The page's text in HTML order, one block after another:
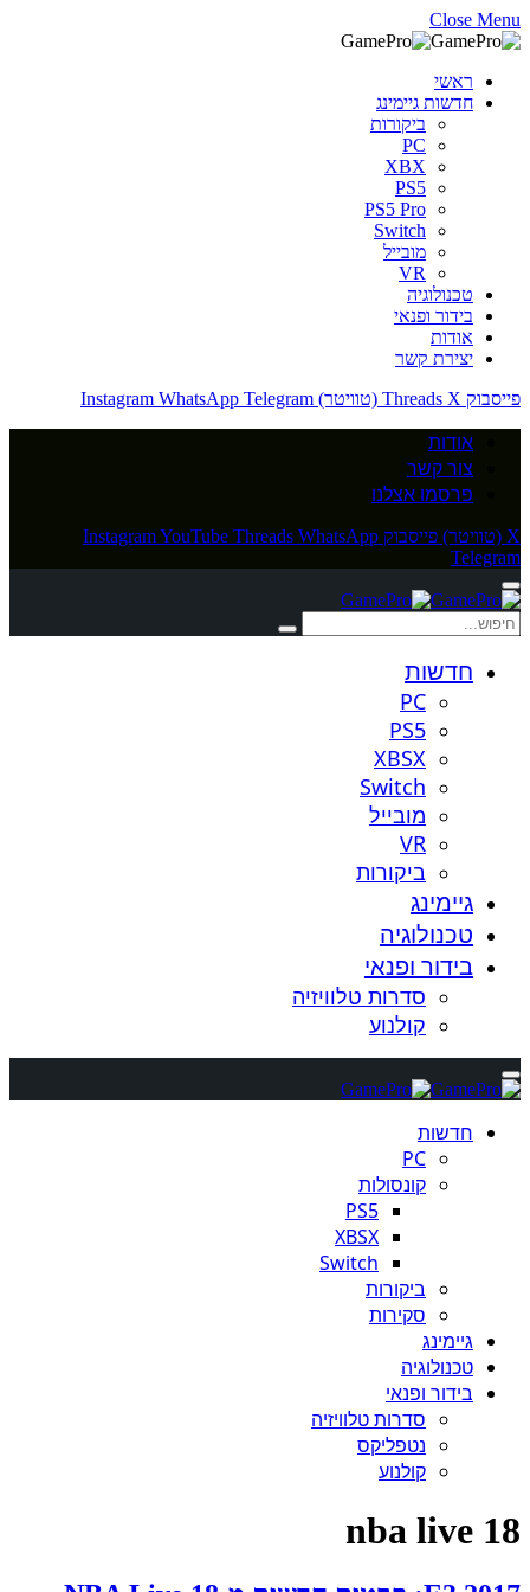
Close Menu
ראשי
חדשות גיימינג
ביקורות
PC
XBX
PS5
PS5 Pro
Switch
מובייל
VR
טכנולוגיה
בידור ופנאי
אודות
יצירת קשר
פייסבוק
Threads X (טוויטר) Instagram WhatsApp Telegram
אודות
צור קשר
פרסמו אצלנו
X (טוויטר) פייסבוק InstagramYouTube Threads WhatsApp
Telegram
חדשות
PC
PS5
XBSX
Switch
מובייל
VR
ביקורות
גיימינג
טכנולוגיה
בידור ופנאי
סדרות טלוויזיה
קולנוע
חדשות
PC
קונסולות
PS5
XBSX
Switch
ביקורות
סקירות
גיימינג
טכנולוגיה
בידור ופנאי
סדרות טלוויזיה
נטפליקס
קולנוע
nba live 18